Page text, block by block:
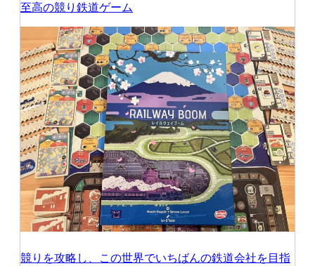
至高の競り鉄道ゲーム
競りを攻略し、この世界でいちばんの鉄道会社を目指